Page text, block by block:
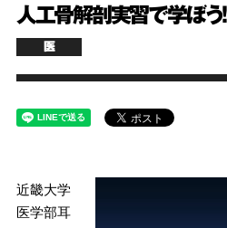
人工骨解剖実習で学ぼう！
医
近畿大学
医学部耳